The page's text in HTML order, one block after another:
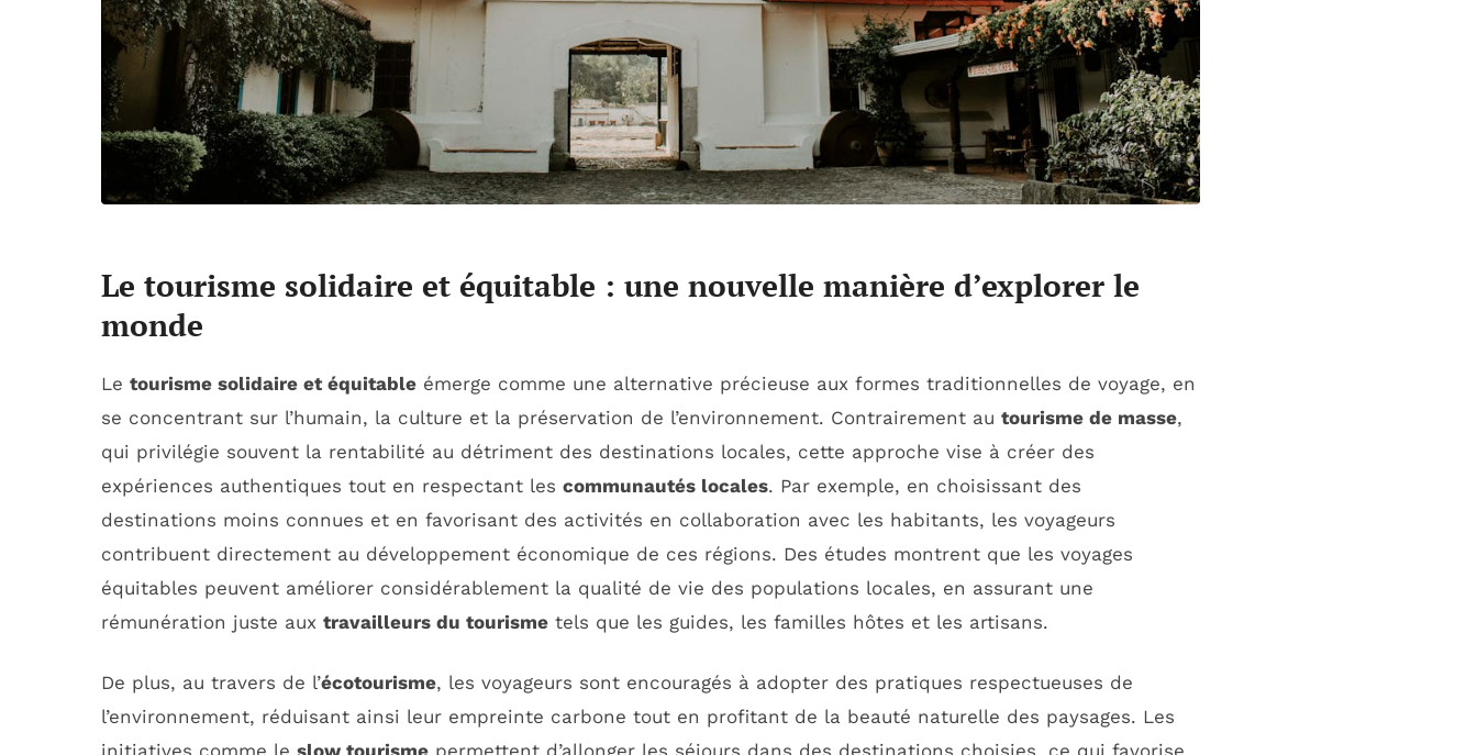
Le tourisme solidaire et équitable : une nouvelle manière d’explorer le
monde
Le tourisme solidaire et équitable émerge comme une alternative précieuse aux formes traditionnelles de voyage, en
se concentrant sur l’humain, la culture et la préservation de l’environnement. Contrairement au tourisme de masse,
qui privilégie souvent la rentabilité au détriment des destinations locales, cette approche vise à créer des
expériences authentiques tout en respectant les communautés locales. Par exemple, en choisissant des
destinations moins connues et en favorisant des activités en collaboration avec les habitants, les voyageurs
contribuent directement au développement économique de ces régions. Des études montrent que les voyages
équitables peuvent améliorer considérablement la qualité de vie des populations locales, en assurant une
rémunération juste aux travailleurs du tourisme tels que les guides, les familles hôtes et les artisans.
De plus, au travers de l’écotourisme, les voyageurs sont encouragés à adopter des pratiques respectueuses de
l’environnement, réduisant ainsi leur empreinte carbone tout en profitant de la beauté naturelle des paysages. Les
initiatives comme le slow tourisme permettent d’allonger les séjours dans des destinations choisies, ce qui favorise